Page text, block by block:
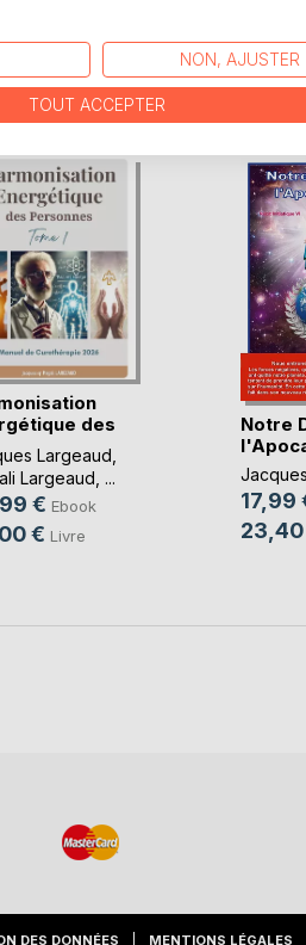
TITRES À
des
Largeaud
Largeaud , ...
€ Ebook
€ Livre
Notre
17,99
23,40
DES DONNÉES MENTIONS LÉGALES
NON, AJUSTER
TOUT ACCEPTER